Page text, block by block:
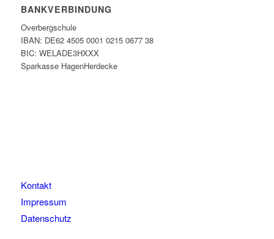
BANKVERBINDUNG
Overbergschule
IBAN: DE62 4505 0001 0215 0677 38
BIC: WELADE3HXXX
Sparkasse HagenHerdecke
Kontakt
Impressum
Datenschutz